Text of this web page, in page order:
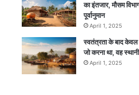
का इंतजार, मौसम
पूर्वानुमान
April 1, 2025
स्वतंत्रता के बाद केवल
जो करना था, वह
April 1, 2025